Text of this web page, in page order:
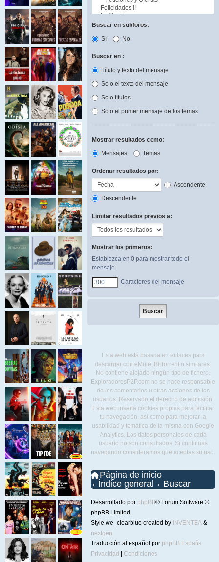
Buscar en subforos:
Sí
No
Buscar en :
Título y texto del mensaje
Solo el texto del mensaje
Solo títulos
Solo el primer mensaje de los temas
Mostrar resultados como:
Mensajes
Temas
Ordenar resultados por:
Ascendente
Descendente
Limitar resultados previos a:
Mostrar los primeros:
Establezca en 0 para mostrar todo el
mensaje.
Caracteres del mensaje
Esta web está basada en enlaces para
descargar con eMule, BitTorrent o similares.
No contiene alojado ningún tipo de fichero.
ExploradoresP2P.com no se hace responsable
de los comentarios u otras acciones de los
usuarios. Reservado el derecho de admisión.
Esta web inserta cookies propias para facilitar
tu navegación, así como para mejorar la
usabilidad y temática de la misma con Google
Analytics. Los datos personales de cada
usuario no son consultados. Si continuas
navegando consideramos que aceptas su uso.
Página de inicio
Índice general
Buscar
Desarrollado por phpBB® Forum Software ©
phpBB Limited
Style we_clearblue created by INVENTEA &
nextgen
Traducción al español por phpBB España
Privacidad
Condiciones